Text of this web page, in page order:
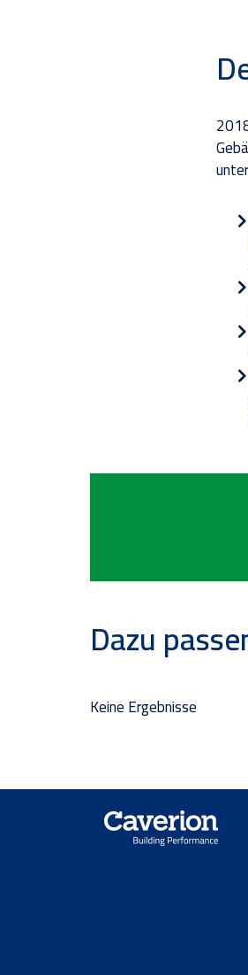
Dazu
Keine Ergebnisse